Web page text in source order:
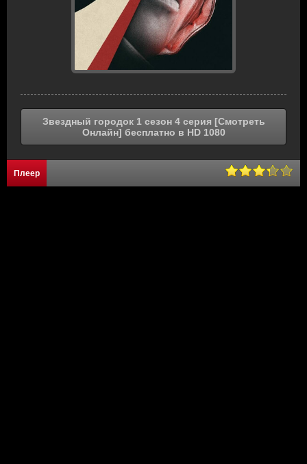
Звездный городок 1 сезон 4 серия [Смотреть
Онлайн] бесплатно в HD 1080
Плеер